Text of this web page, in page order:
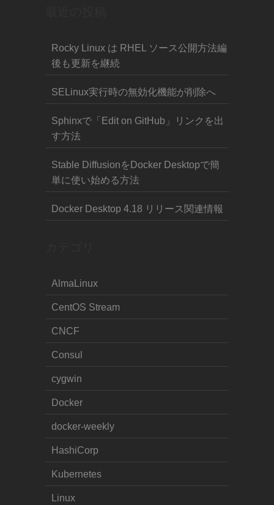
Rocky Linux は RHEL ソース公開方法編
後も更新を継続
SELinux実行時の無効化機能が削除へ
Sphinxで「Edit on GitHub」リンクを出
す方法
Stable DiffusionをDocker Desktopで簡
単に使い始める方法
Docker Desktop 4.18 リリース関連情報
AlmaLinux
CentOS Stream
CNCF
Consul
cygwin
Docker
docker-weekly
HashiCorp
Kubernetes
Linux